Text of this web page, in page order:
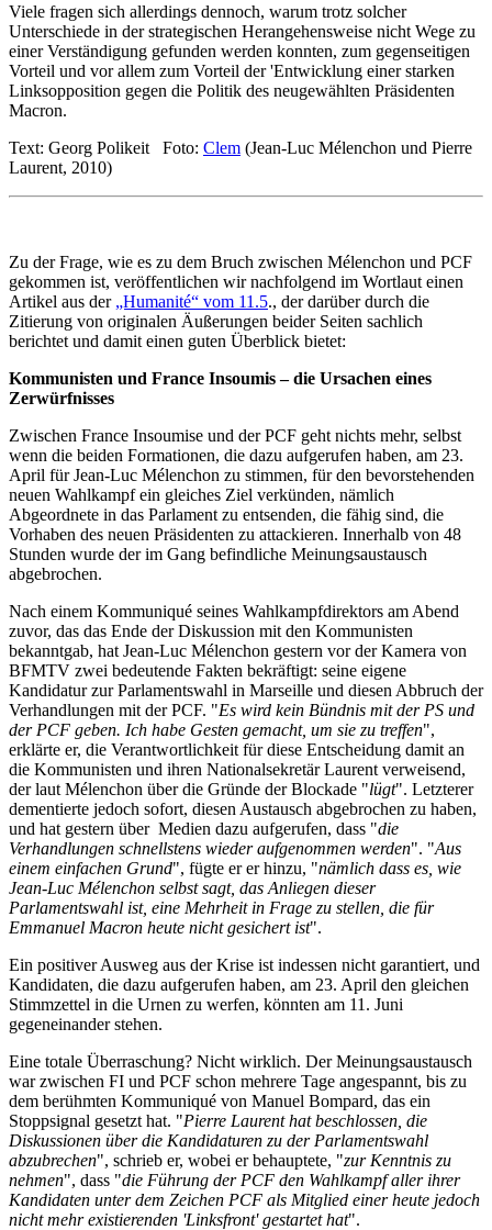
Viele fragen sich allerdings dennoch, warum trotz solcher
Unterschiede in der strategischen Herangehensweise nicht Wege zu
einer Verständigung gefunden werden konnten, zum gegenseitigen
Vorteil und vor allem zum Vorteil der 'Entwicklung einer starken
Linksopposition gegen die Politik des neugewählten Präsidenten
Macron.
Text: Georg Polikeit Foto: Clem (Jean-Luc Mélenchon und Pierre
Laurent, 2010)
Zu der Frage, wie es zu dem Bruch zwischen Mélenchon und PCF
gekommen ist, veröffentlichen wir nachfolgend im Wortlaut einen
Artikel aus der „Humanité“ vom 11.5., der darüber durch die
Zitierung von originalen Äußerungen beider Seiten sachlich
berichtet und damit einen guten Überblick bietet:
Kommunisten und France Insoumis – die Ursachen eines
Zerwürfnisses
Zwischen France Insoumise und der PCF geht nichts mehr, selbst
wenn die beiden Formationen, die dazu aufgerufen haben, am 23.
April für Jean-Luc Mélenchon zu stimmen, für den bevorstehenden
neuen Wahlkampf ein gleiches Ziel verkünden, nämlich
Abgeordnete in das Parlament zu entsenden, die fähig sind, die
Vorhaben des neuen Präsidenten zu attackieren. Innerhalb von 48
Stunden wurde der im Gang befindliche Meinungsaustausch
abgebrochen.
Nach einem Kommuniqué seines Wahlkampfdirektors am Abend
zuvor, das das Ende der Diskussion mit den Kommunisten
bekanntgab, hat Jean-Luc Mélenchon gestern vor der Kamera von
BFMTV zwei bedeutende Fakten bekräftigt: seine eigene
Kandidatur zur Parlamentswahl in Marseille und diesen Abbruch der
Verhandlungen mit der PCF. "Es wird kein Bündnis mit der PS und
der PCF geben. Ich habe Gesten gemacht, um sie zu treffen",
erklärte er, die Verantwortlichkeit für diese Entscheidung damit an
die Kommunisten und ihren Nationalsekretär Laurent verweisend,
der laut Mélenchon über die Gründe der Blockade "lügt". Letzterer
dementierte jedoch sofort, diesen Austausch abgebrochen zu haben,
und hat gestern über Medien dazu aufgerufen, dass "die
Verhandlungen schnellstens wieder aufgenommen werden". "Aus
einem einfachen Grund", fügte er er hinzu, "nämlich dass es, wie
Jean-Luc Mélenchon selbst sagt, das Anliegen dieser
Parlamentswahl ist, eine Mehrheit in Frage zu stellen, die für
Emmanuel Macron heute nicht gesichert ist".
Ein positiver Ausweg aus der Krise ist indessen nicht garantiert, und
Kandidaten, die dazu aufgerufen haben, am 23. April den gleichen
Stimmzettel in die Urnen zu werfen, könnten am 11. Juni
gegeneinander stehen.
Eine totale Überraschung? Nicht wirklich. Der Meinungsaustausch
war zwischen FI und PCF schon mehrere Tage angespannt, bis zu
dem berühmten Kommuniqué von Manuel Bompard, das ein
Stoppsignal gesetzt hat. "Pierre Laurent hat beschlossen, die
Diskussionen über die Kandidaturen zu der Parlamentswahl
abzubrechen", schrieb er, wobei er behauptete, "zur Kenntnis zu
nehmen", dass "die Führung der PCF den Wahlkampf aller ihrer
Kandidaten unter dem Zeichen PCF als Mitglied einer heute jedoch
nicht mehr existierenden 'Linksfront' gestartet hat".